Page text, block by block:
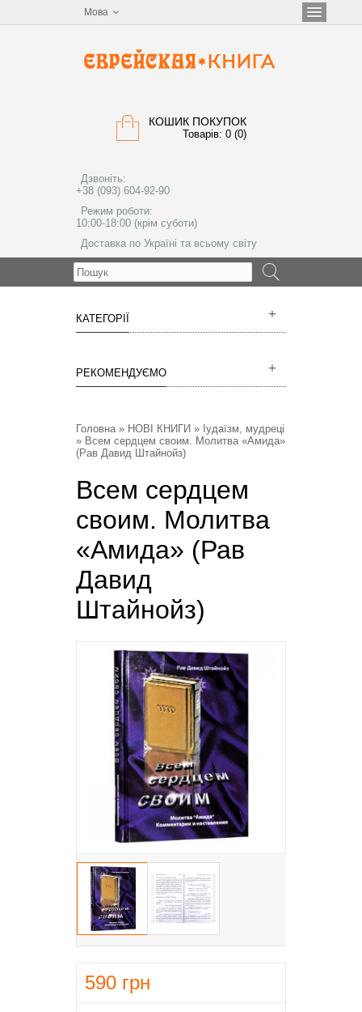
Мова
КОШИК ПОКУПОК
Товарів: 0 (0)
Дзвоніть:
+38 (093) 604-92-90
Режим роботи:
10:00-18:00 (крім суботи)
Доставка по Україні та всьому світу
КАТЕГОРІЇ
РЕКОМЕНДУЄМО
Головна» НОВІ КНИГИ » Іудаїзм, мудреці
» Всем сердцем своим. Молитва «Амида»
(Рав Давид Штайнойз)
Всем сердцем
своим. Молитва
«Амида» (Рав
Давид
Штайнойз)
590 грн